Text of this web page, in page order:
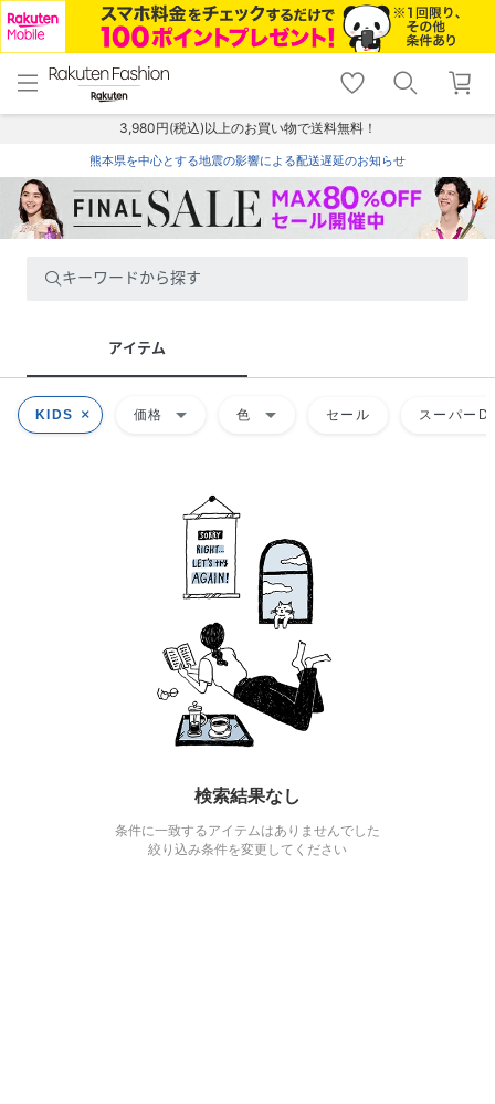
menu home
トップ
shopping_cart lock_outline
ログイン
3,980円(税込)以上のお買い物で送料無料！
熊本県を中心とする地震の影響による配送遅延のお知らせ
キーワードから探す
アイテム
KIDS 価格 arrow_drop_down 色 arrow_drop_down セール スーパー
検索結果なし
条件に一致するアイテムはありませんでした
絞り込み条件を変更してください